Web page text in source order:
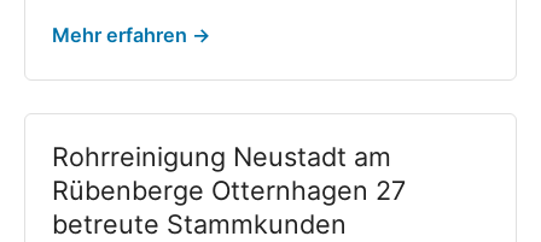
Mehr erfahren →
Rohrreinigung Neustadt am
Rübenberge Otternhagen 27
betreute Stammkunden